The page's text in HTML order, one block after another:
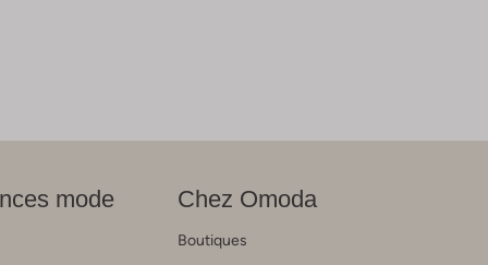
mode Chez Omoda
Boutiques